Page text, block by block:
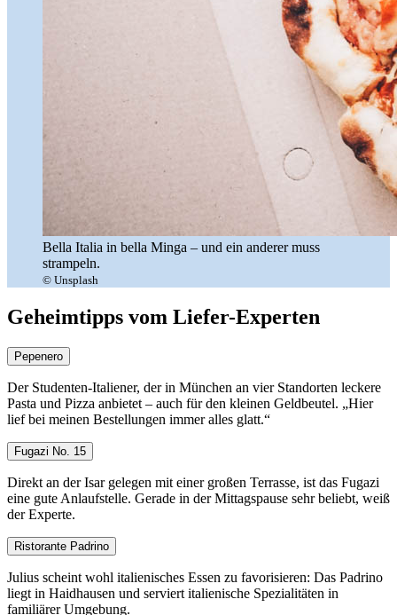
Bella Italia in bella Minga – und ein anderer muss
strampeln.
© Unsplash
Geheimtipps vom Liefer-Experten
Pepenero
Der Studenten-Italiener, der in München an vier Standorten leckere
Pasta und Pizza anbietet – auch für den kleinen Geldbeutel. „Hier
lief bei meinen Bestellungen immer alles glatt.“
Fugazi No. 15
Direkt an der Isar gelegen mit einer großen Terrasse, ist das Fugazi
eine gute Anlaufstelle. Gerade in der Mittagspause sehr beliebt, weiß
der Experte.
Ristorante Padrino
Julius scheint wohl italienisches Essen zu favorisieren: Das Padrino
liegt in Haidhausen und serviert italienische Spezialitäten in
familiärer Umgebung.